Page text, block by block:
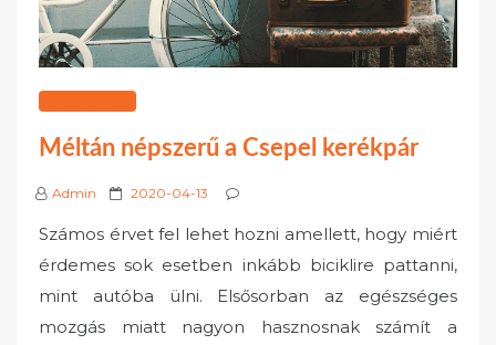
Méltán népszerű a Csepel kerékpár
Admin
P
s
t
e
d
2020-04-13
Számos érvet fel lehet hozni amellett, hogy miért
érdemes sok esetben inkább biciklire pattanni,
mint autóba ülni. Elsősorban az egészséges
mozgás miatt nagyon hasznosnak számít a